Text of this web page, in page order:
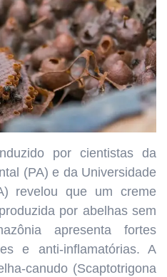
por cientistas da
(PA) e da Universidade
revelou que um creme
por abelhas sem
apresenta fortes
e anti-inflamatórias. A
canudo (Scaptotrigona